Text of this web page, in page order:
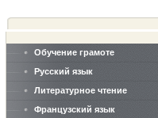
Обучение грамоте
Русский язык
Литературное чтение
Французский язык